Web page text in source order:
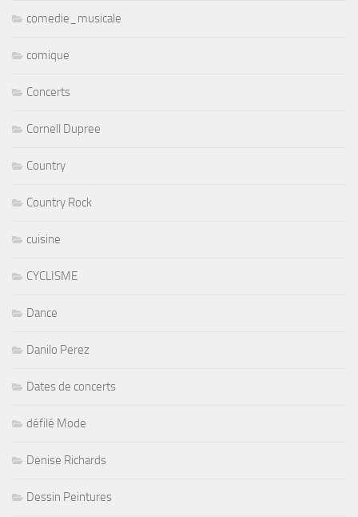
comedie_musicale
comique
Concerts
Cornell Dupree
Country
Country Rock
cuisine
CYCLISME
Dance
Danilo Perez
Dates de concerts
défilé Mode
Denise Richards
Dessin Peintures